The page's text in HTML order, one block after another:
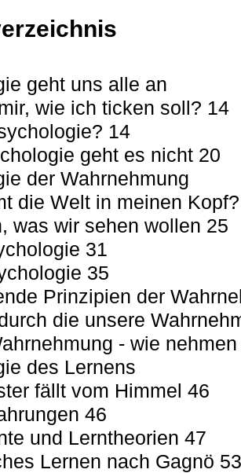
geht uns alle an
wie ich ticken soll? 14
14
geht es nicht 20
der Wahrnehmung
die Welt in meinen
was wir sehen wollen 25
31
35
Prinzipien der
die unsere
- wie
des Lernens
fällt vom Himmel 46
46
und Lerntheorien 47
Lernen nach Gagnö 53